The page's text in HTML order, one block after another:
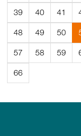
39 40 41
48 49 50
57 58 59
66